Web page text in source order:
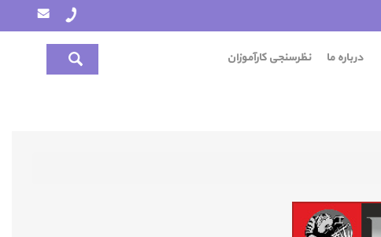
درباره ما نظرسنجی کارآموزان